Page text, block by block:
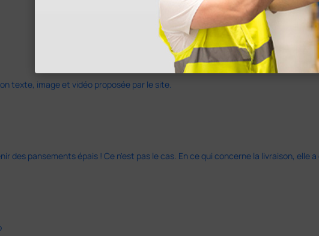
texte, image et vidéo proposée par le site.
des pansements épais ! Ce n'est pas le cas. En ce qui concerne la livraison, elle